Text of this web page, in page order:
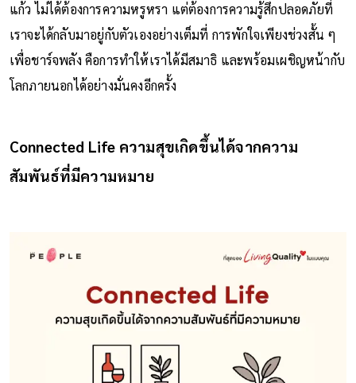
แก้ว ไม่ได้ต้องการความหรูหรา แต่ต้องการความรู้สึกปลอดภัยที่
เราจะได้กลับมาอยู่กับตัวเองอย่างเต็มที่ การพักใจเพียงช่วงสั้น ๆ
เพื่อชาร์จพลัง คือการทำให้เราได้มีสมาธิ และพร้อมเผชิญหน้ากับ
โลกภายนอกได้อย่างมั่นคงอีกครั้ง
Connected Life ความสุขเกิดขึ้นได้จากความ
สัมพันธ์ที่มีความหมาย